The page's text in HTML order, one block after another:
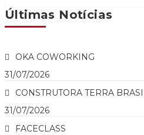
Últimas Notícias
OKA COWORKING
31/07/2026
CONSTRUTORA TERRA
31/07/2026
FACECLASS